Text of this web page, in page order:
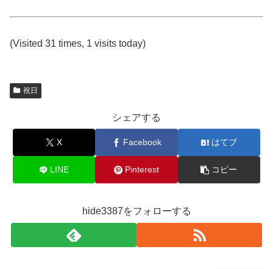
(Visited 31 times, 1 visits today)
祝日
シェアする
X Facebook はてブ
LINE Pinterest コピー
hide3387をフォローする